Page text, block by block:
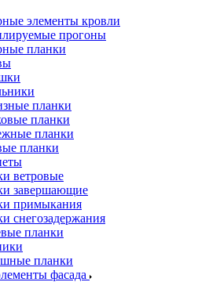
элементы кровли
прогоны
планки
планки
планки
планки
планки
ветровые
завершающие
примыкания
снегозадержания
планки
планки
фасада